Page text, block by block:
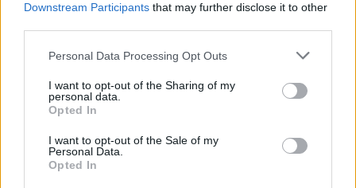
Downstream Participants that may further disclose it to other
Personal Data Processing Opt Outs
I want to opt-out of the Sharing of my
personal data.
Opted In
I want to opt-out of the Sale of my
Personal Data.
Opted In
Minka 10. rész
Minka 9. rész